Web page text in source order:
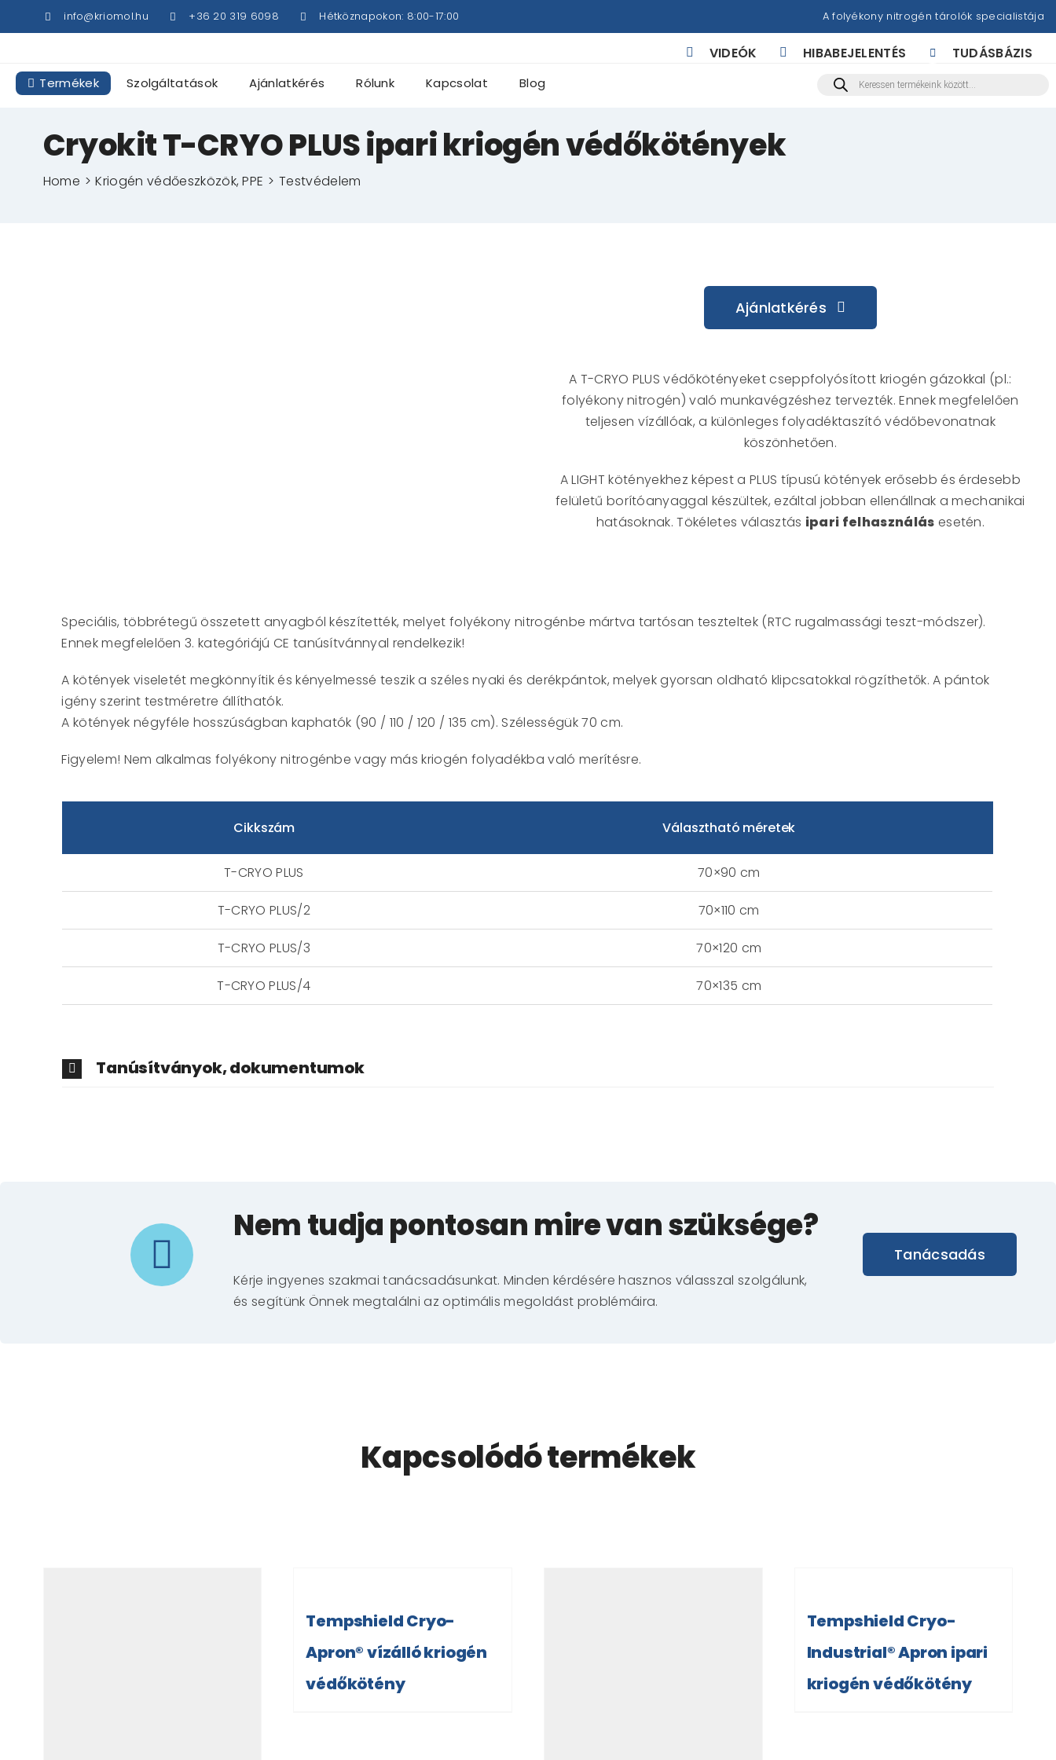
Kihagyás info@kriomol.hu +36 20 319 6098 Hétköznapokon: 8:00-17:00 A folyékony nitrogén tárolók specialistája
VIDEÓK HIBABEJELENTÉS TUDÁSBÁZIS
Termékek Szolgáltatások Ajánlatkérés Rólunk Kapcsolat Blog Products
search
Cryokit T-CRYO PLUS ipari kriogén védőkötények
Home Kriogén védőeszközök, PPE Testvédelem
Ajánlatkérés
A T-CRYO PLUS védőkötényeket cseppfolyósított kriogén gázokkal (pl.:
folyékony nitrogén) való munkavégzéshez tervezték. Ennek megfelelően
teljesen vízállóak, a különleges folyadéktaszító védőbevonatnak
köszönhetően.
A LIGHT kötényekhez képest a PLUS típusú kötények erősebb és érdesebb
felületű borítóanyaggal készültek, ezáltal jobban ellenállnak a mechanikai
hatásoknak. Tökéletes választás ipari felhasználás esetén.
Speciális, többrétegű összetett anyagból készítették, melyet folyékony nitrogénbe mártva tartósan teszteltek (RTC rugalmassági teszt-módszer).
Ennek megfelelően 3. kategóriájú CE tanúsítvánnyal rendelkezik!
A kötények viseletét megkönnyítik és kényelmessé teszik a széles nyaki és derékpántok, melyek gyorsan oldható klipcsatokkal rögzíthetők. A pántok
igény szerint testméretre állíthatók.
A kötények négyféle hosszúságban kaphatók (90 / 110 / 120 / 135 cm). Szélességük 70 cm.
Figyelem! Nem alkalmas folyékony nitrogénbe vagy más kriogén folyadékba való merítésre.
Cikkszám Választható méretek
T-CRYO PLUS 70×90 cm
T-CRYO PLUS/2 70×110 cm
T-CRYO PLUS/3 70×120 cm
T-CRYO PLUS/4 70×135 cm
Tanúsítványok, dokumentumok
Nem tudja pontosan mire van szüksége?
Kérje ingyenes szakmai tanácsadásunkat. Minden kérdésére hasznos válasszal szolgálunk,
és segítünk Önnek megtalálni az optimális megoldást problémáira.
Tanácsadás
Kapcsolódó termékek
Tempshield Cryo-
Apron® vízálló kriogén
védőkötény
Tempshield Cryo-
Industrial® Apron ipari
kriogén védőkötény